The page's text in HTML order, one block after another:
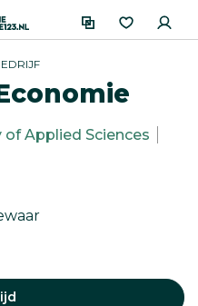
of Applied Sciences